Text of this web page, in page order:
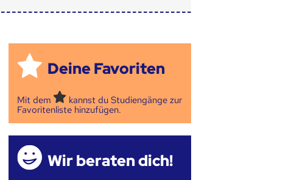
Deine Favoriten
Mit dem
kannst du Studiengänge zur
Favoritenliste hinzufügen.
Wir beraten dich!